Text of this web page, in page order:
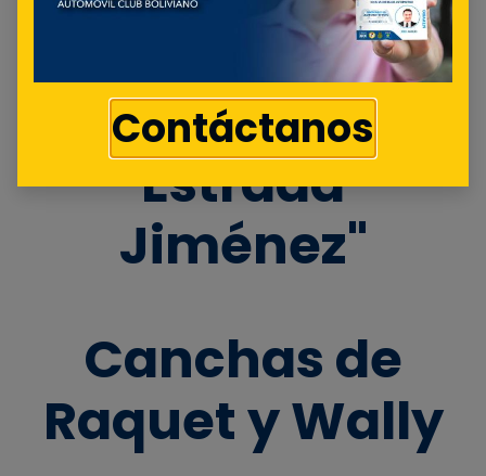
Complejo
Deportivo "Oscar
Estrada
Jiménez"
Canchas de
Raquet y Wally
Contáctanos